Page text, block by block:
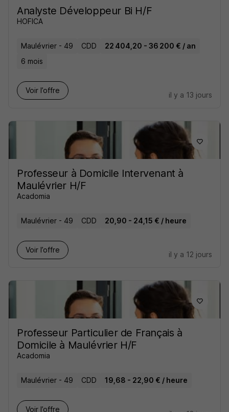
Analyste Développeur Bi H/F
HOFICA
Maulévrier - 49 CDD
22 404,20 - 36 200 € / an
6 mois
Voir l’offre
il y a 13 jours
Professeur à Domicile Intervenant à
Maulévrier H/F
Acadomia
Maulévrier - 49 CDD 20,90 - 24,15 € / heure
Voir l’offre
il y a 12 jours
Professeur Particulier de Français à
Domicile à Maulévrier H/F
Acadomia
Maulévrier - 49 CDD 19,68 - 22,90 € / heure
Voir l’offre